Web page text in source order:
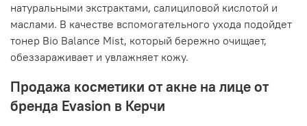
натуральными экстрактами, салициловой кислотой и
маслами. В качестве вспомогательного ухода подойдет
тонер Bio Balance Mist, который бережно очищает,
обеззараживает и увлажняет кожу.
Продажа косметики от акне на лице от
бренда Evasion в Керчи